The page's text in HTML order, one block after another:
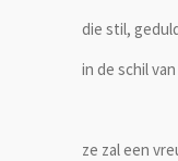
die stil,
in de schil
ze zal een